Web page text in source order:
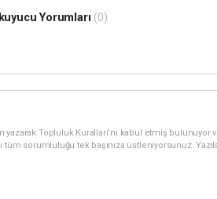
Yorumları (0)
yazarak Topluluk Kuralları’nı kabul etmiş
tüm sorumluluğu tek başınıza üstleniyorsunuz.